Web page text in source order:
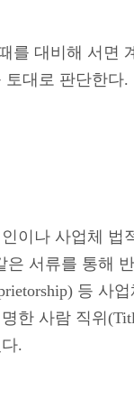
를 대비해 서면
대로 판단한다.
이나 사업체
서류를 통해
등 사
한 사람 직위
.